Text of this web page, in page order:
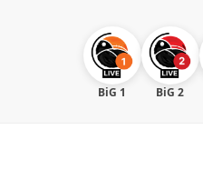
BiG 1 BiG 2